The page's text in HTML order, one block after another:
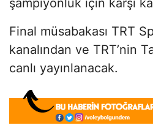
Final müsabakası TRT
kanalından ve TRT’nin
canlı yayınlanacak.